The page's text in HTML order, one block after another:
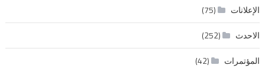
الإعلانات (75)
الاحدث (252)
المؤتمرات (42)